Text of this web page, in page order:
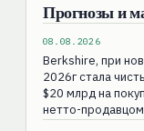
Прогнозы и
08.08.2026
Berkshire, при
2026г стала
$20 млрд на
нетто-